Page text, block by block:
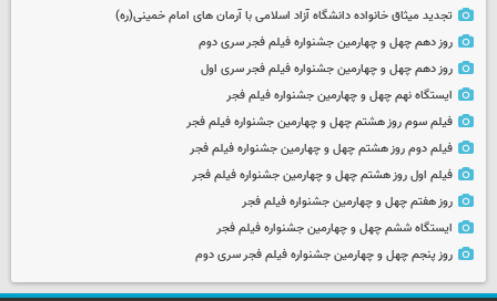
تجدید میثاق خانواده دانشگاه آزاد اسلامی با آرمان های امام خمینی(ره)
روز دهم چهل و چهارمین جشنواره فیلم فجر سری دوم
روز دهم چهل و چهارمین جشنواره فیلم فجر سری اول
ایستگاه نهم چهل و چهارمین جشنواره فیلم فجر
فیلم سوم روز هشتم چهل و چهارمین جشنواره فیلم فجر
فیلم دوم روز هشتم چهل و چهارمین جشنواره فیلم فجر
فیلم اول روز هشتم چهل و چهارمین جشنواره فیلم فجر
روز هفتم چهل و چهارمین جشنواره فیلم فجر
ایستگاه ششم چهل و چهارمین جشنواره فیلم فجر
روز پنجم چهل و چهارمین جشنواره فیلم فجر سری دوم